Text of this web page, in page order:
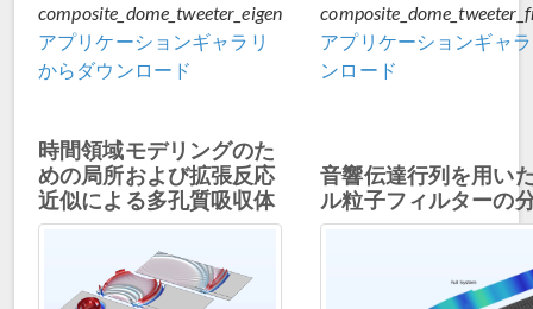
composite_dome_tweeter_eigen
アプリケーションギャラリ
からダウンロード
アプリケーションギャ
ンロード
時間領域モデリングのた
めの局所および拡張反応
近似による多孔質吸収体
音響伝達行列を用い
ル粒子フィルターの